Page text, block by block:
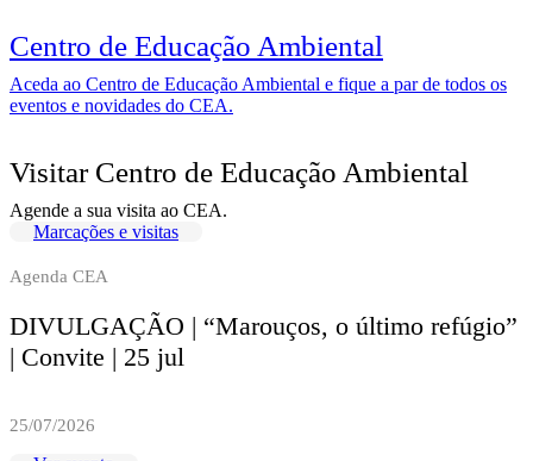
Centro de Educação Ambiental
Aceda ao Centro de Educação Ambiental e fique a par de todos os
eventos e novidades do CEA.
Visitar Centro de Educação Ambiental
Agende a sua visita ao CEA.
Marcações e visitas
Agenda CEA
DIVULGAÇÃO | “Marouços, o último refúgio”
| Convite | 25 jul
25/07/2026